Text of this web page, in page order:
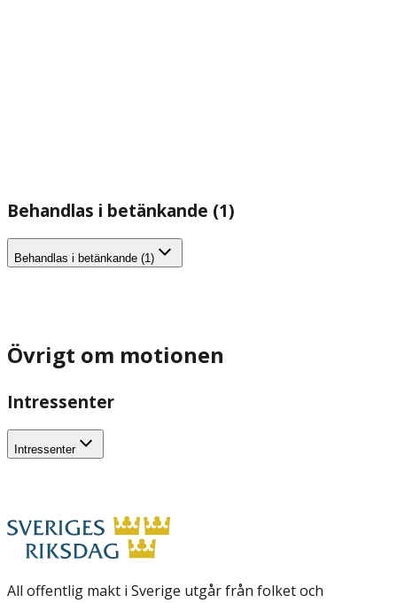
Behandlas i betänkande (1)
Behandlas i betänkande (1)
Övrigt om motionen
Intressenter
Intressenter
All offentlig makt i Sverige utgår från folket och